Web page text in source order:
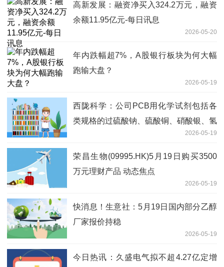
高新发展：融资净买入324.2万元，融资
余额11.95亿元-每日讯息
2026-05-20
年内跌幅超7%，A股银行板块为何大幅
跑输大盘？
2026-05-19
西陇科学：公司PCB用化学试剂包括各
类规格的过硫酸钠、硫酸铜、硝酸银、氢
2026-05-19
荣昌生物(09995.HK)5月19日购买3500
万元理财产品 动态焦点
2026-05-19
快消息！生意社：5月19日国内部分乙醇
厂家报价持稳
2026-05-19
今日热讯：久盛电气拟不超4.27亿定增